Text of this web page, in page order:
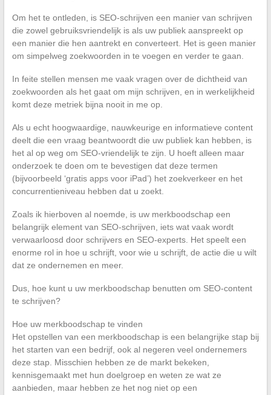
Om het te ontleden, is SEO-schrijven een manier van schrijven
die zowel gebruiksvriendelijk is als uw publiek aanspreekt op
een manier die hen aantrekt en converteert. Het is geen manier
om simpelweg zoekwoorden in te voegen en verder te gaan.
In feite stellen mensen me vaak vragen over de dichtheid van
zoekwoorden als het gaat om mijn schrijven, en in werkelijkheid
komt deze metriek bijna nooit in me op.
Als u echt hoogwaardige, nauwkeurige en informatieve content
deelt die een vraag beantwoordt die uw publiek kan hebben, is
het al op weg om SEO-vriendelijk te zijn. U hoeft alleen maar
onderzoek te doen om te bevestigen dat deze termen
(bijvoorbeeld ‘gratis apps voor iPad’) het zoekverkeer en het
concurrentieniveau hebben dat u zoekt.
Zoals ik hierboven al noemde, is uw merkboodschap een
belangrijk element van SEO-schrijven, iets wat vaak wordt
verwaarloosd door schrijvers en SEO-experts. Het speelt een
enorme rol in hoe u schrijft, voor wie u schrijft, de actie die u wilt
dat ze ondernemen en meer.
Dus, hoe kunt u uw merkboodschap benutten om SEO-content
te schrijven?
Hoe uw merkboodschap te vinden
Het opstellen van een merkboodschap is een belangrijke stap bij
het starten van een bedrijf, ook al negeren veel ondernemers
deze stap. Misschien hebben ze de markt bekeken,
kennisgemaakt met hun doelgroep en weten ze wat ze
aanbieden, maar hebben ze het nog niet op een